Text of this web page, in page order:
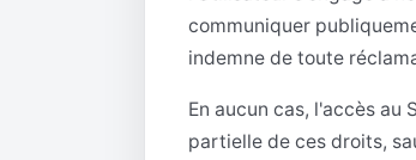
communiquer
indemne de toute
En aucun cas, l'accès au
partielle de ces droits,